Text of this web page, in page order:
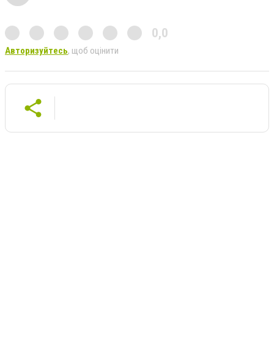
0,0
Авторизуйтесь, щоб оцінити